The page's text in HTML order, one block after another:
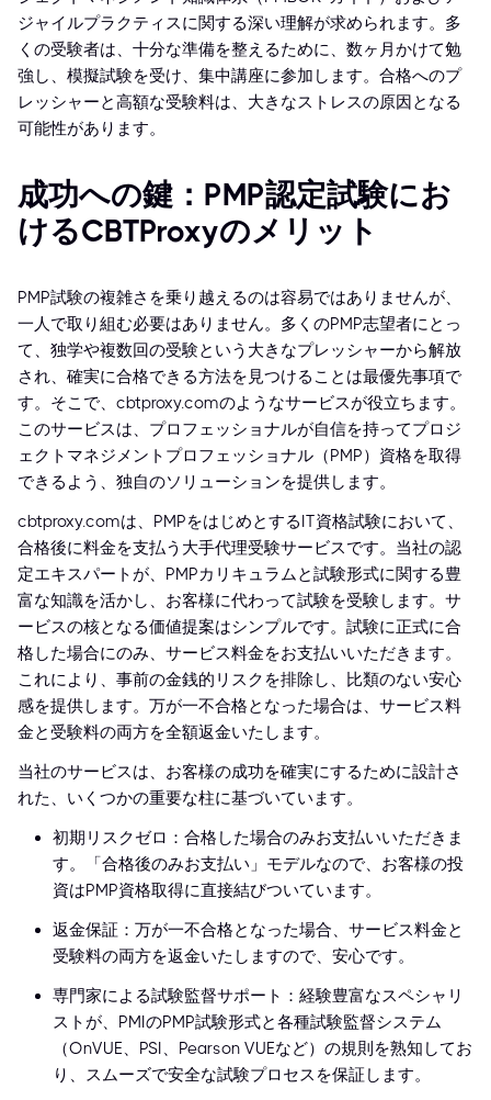
ジャイルプラクティスに関する深い理解が求められます。多
くの受験者は、十分な準備を整えるために、数ヶ月かけて勉
強し、模擬試験を受け、集中講座に参加します。合格へのプ
レッシャーと高額な受験料は、大きなストレスの原因となる
可能性があります。
成功への鍵：PMP認定試験にお
けるCBTProxyのメリット
PMP試験の複雑さを乗り越えるのは容易ではありませんが、
一人で取り組む必要はありません。多くのPMP志望者にとっ
て、独学や複数回の受験という大きなプレッシャーから解放
され、確実に合格できる方法を見つけることは最優先事項で
す。そこで、cbtproxy.comのようなサービスが役立ちます。
このサービスは、プロフェッショナルが自信を持ってプロジ
ェクトマネジメントプロフェッショナル（PMP）資格を取得
できるよう、独自のソリューションを提供します。
cbtproxy.comは、PMPをはじめとするIT資格試験において、
合格後に料金を支払う大手代理受験サービスです。当社の認
定エキスパートが、PMPカリキュラムと試験形式に関する豊
富な知識を活かし、お客様に代わって試験を受験します。サ
ービスの核となる価値提案はシンプルです。試験に正式に合
格した場合にのみ、サービス料金をお支払いいただきます。
これにより、事前の金銭的リスクを排除し、比類のない安心
感を提供します。万が一不合格となった場合は、サービス料
金と受験料の両方を全額返金いたします。
当社のサービスは、お客様の成功を確実にするために設計さ
れた、いくつかの重要な柱に基づいています。
初期リスクゼロ：合格した場合のみお支払いいただきま
す。「合格後のみお支払い」モデルなので、お客様の投
資はPMP資格取得に直接結びついています。
返金保証：万が一不合格となった場合、サービス料金と
受験料の両方を返金いたしますので、安心です。
専門家による試験監督サポート：経験豊富なスペシャリ
ストが、PMIのPMP試験形式と各種試験監督システム
（OnVUE、PSI、Pearson VUEなど）の規則を熟知してお
り、スムーズで安全な試験プロセスを保証します。